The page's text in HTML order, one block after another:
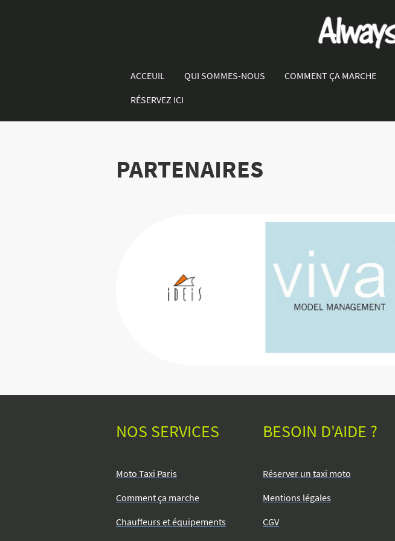
ACCEUIL QUI SOMMES-NOUS COMMENT ÇA MARCHE
RÉSERVEZ ICI
PARTENAIRES
NOS SERVICES
Moto Taxi Paris
Comment ça marche
Chauffeurs et équipements
BESOIN D'AIDE ?
Réserver un taxi moto
Mentions légales
CGV